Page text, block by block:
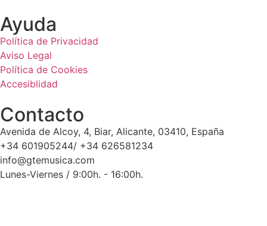
Ayuda
Política de Privacidad
Aviso Legal
Política de Cookies
Accesiblidad
Contacto
Avenida de Alcoy, 4, Biar, Alicante, 03410, España
+34 601905244/ +34 626581234
info@gtemusica.com
Lunes-Viernes / 9:00h. - 16:00h.